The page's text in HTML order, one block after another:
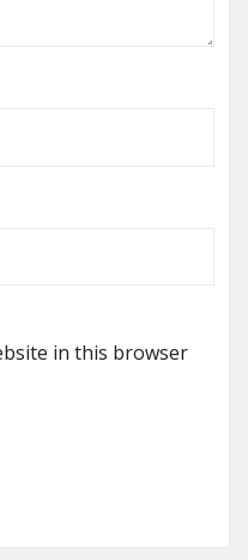
in this browser